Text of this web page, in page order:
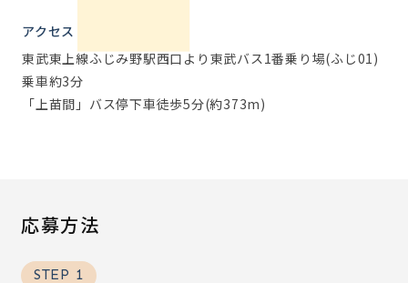
アクセス
東武東上線ふじみ野駅西口より東武バス1番乗り場(ふじ01)
乗車約3分
「上苗間」バス停下車徒歩5分(約373m)
応募方法
STEP 1